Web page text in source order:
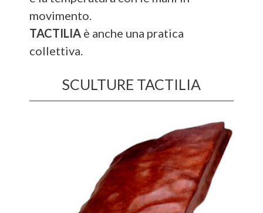
movimento.
TACTILIA è anche una pratica
collettiva.
SCULTURE TACTILIA